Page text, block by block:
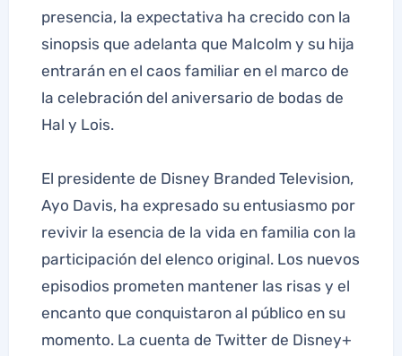
presencia, la expectativa ha crecido con la
sinopsis que adelanta que Malcolm y su hija
entrarán en el caos familiar en el marco de
la celebración del aniversario de bodas de
Hal y Lois.
El presidente de Disney Branded Television,
Ayo Davis, ha expresado su entusiasmo por
revivir la esencia de la vida en familia con la
participación del elenco original. Los nuevos
episodios prometen mantener las risas y el
encanto que conquistaron al público en su
momento. La cuenta de Twitter de Disney+